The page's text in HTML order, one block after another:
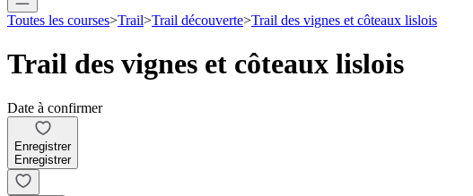
Toutes les courses>Trail>Trail découverte>Trail des vignes et côteaux lislois
Trail des vignes et côteaux lislois
Date à confirmer
Enregistrer
Enregistrer